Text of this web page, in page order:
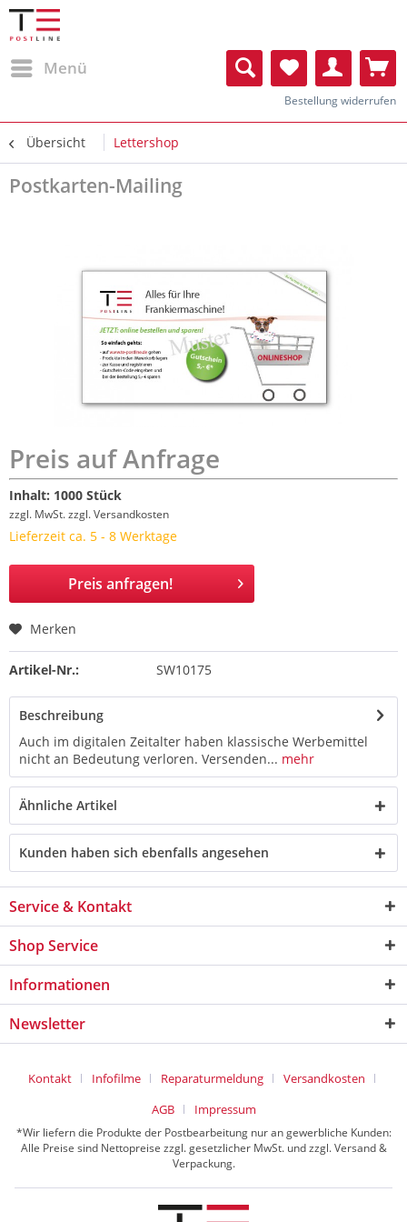
Menü
Bestellung widerrufen
Übersicht Lettershop
Postkarten-Mailing
Preis auf Anfrage
Inhalt: 1000 Stück
zzgl. MwSt.zzgl. Versandkosten
Lieferzeit ca. 5 - 8 Werktage
Preis anfragen!
Merken
Artikel-Nr.: SW10175
Beschreibung
Auch im digitalen Zeitalter haben klassische Werbemittel
nicht an Bedeutung verloren. Versenden... mehr
Ähnliche Artikel
Kunden haben sich ebenfalls angesehen
Service & Kontakt
Shop Service
Informationen
Newsletter
Kontakt Infofilme Reparaturmeldung
Versandkosten
AGB
Impressum
*Wir liefern die Produkte der Postbearbeitung nur an gewerbliche Kunden:
Alle Preise sind Nettopreise zzgl. gesetzlicher MwSt. und zzgl. Versand &
Verpackung.